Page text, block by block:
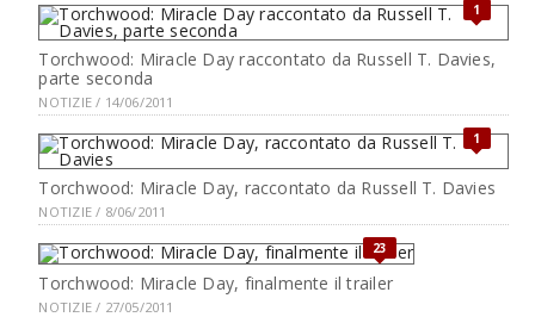
1
Torchwood: Miracle Day raccontato da Russell T. Davies,
parte seconda
NOTIZIE / 14/06/2011
1
Torchwood: Miracle Day, raccontato da Russell T. Davies
NOTIZIE / 8/06/2011
23
Torchwood: Miracle Day, finalmente il trailer
NOTIZIE / 27/05/2011